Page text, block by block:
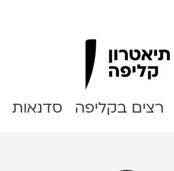
Clipa Theater
רצים בקליפה סדנאות